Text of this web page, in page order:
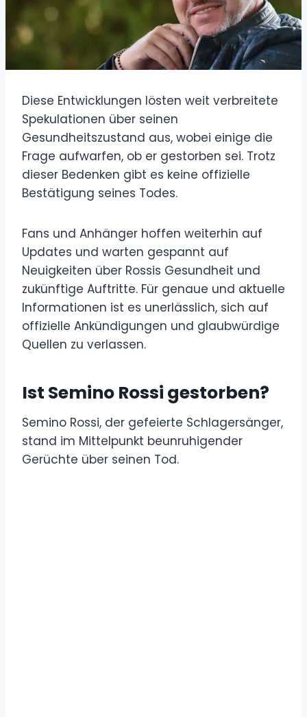
Diese Entwicklungen lösten weit verbreitete
Spekulationen über seinen
Gesundheitszustand aus, wobei einige die
Frage aufwarfen, ob er gestorben sei. Trotz
dieser Bedenken gibt es keine offizielle
Bestätigung seines Todes.
Fans und Anhänger hoffen weiterhin auf
Updates und warten gespannt auf
Neuigkeiten über Rossis Gesundheit und
zukünftige Auftritte. Für genaue und aktuelle
Informationen ist es unerlässlich, sich auf
offizielle Ankündigungen und glaubwürdige
Quellen zu verlassen.
Ist Semino Rossi gestorben?
Semino Rossi, der gefeierte Schlagersänger,
stand im Mittelpunkt beunruhigender
Gerüchte über seinen Tod.